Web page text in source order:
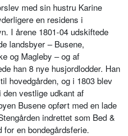
med sin hustru Karine
en residens i
I årene 1801-04 udskiftede
landsbyer – Busene,
og Magleby – og af
han 8 nye husjordlodder. Han
hovedgården, og i 1803 blev
den vestlige udkant af
Busene opført med en lade
indrettet som Bed &
for en bondegårdsferie.